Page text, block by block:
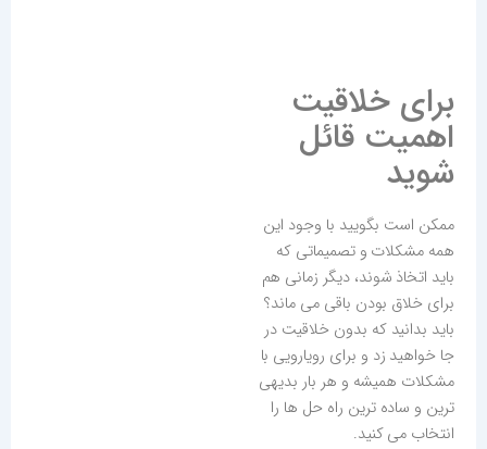
برای خلاقیت
اهمیت قائل
شوید
ممکن است بگویید با وجود این
همه مشکلات و تصمیماتی که
باید اتخاذ شوند، دیگر زمانی هم
برای خلاق بودن باقی می ماند؟
باید بدانید که بدون خلاقیت در
جا خواهید زد و برای رویارویی با
مشکلات همیشه و هر بار بدیهی
ترین و ساده ترین راه حل ها را
انتخاب می کنید.